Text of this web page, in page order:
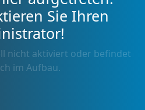
Sie Ihren
nicht aktiviert oder befindet
im Aufbau.